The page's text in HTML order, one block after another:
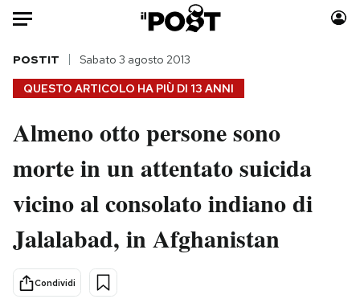
Auto
HOME
Italia
Politica
Tecnologia
Scienza
Cultura
Economia
Moda
Consumismi
Storie/Idee
Media
QUESTO ARTICOLO HA PIÙ DI 13 ANNI
POSTIT Sabato 3 agosto 2013
Almeno otto persone sono
morte in un attentato suicida
vicino al consolato indiano di
Jalalabad, in Afghanistan
Condividi